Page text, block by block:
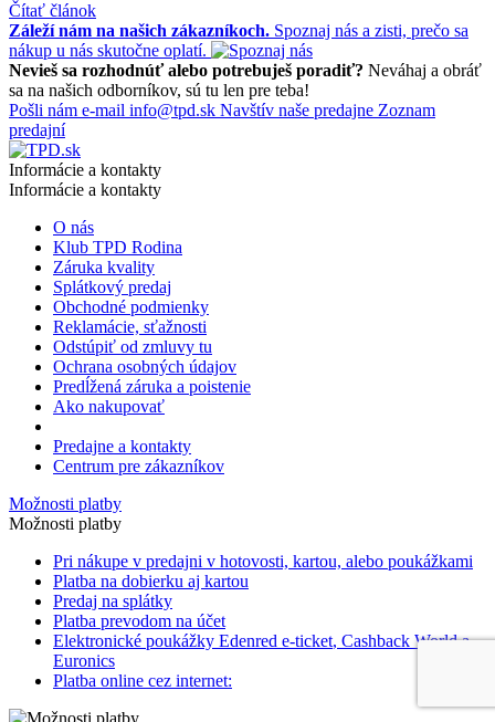
Čítať článok
Záleží nám na našich zákazníkoch. Spoznaj nás a zisti, prečo sa
nákup u nás skutočne oplatí.
Nevieš sa rozhodnúť alebo potrebuješ poradiť? Neváhaj a obráť
sa na našich odborníkov, sú tu len pre teba!
Pošli nám e-mail info@tpd.sk Navštív naše predajne Zoznam
predajní
Informácie a kontakty
Informácie a kontakty
O nás
Klub TPD Rodina
Záruka kvality
Splátkový predaj
Obchodné podmienky
Reklamácie, sťažnosti
Odstúpiť od zmluvy tu
Ochrana osobných údajov
Predĺžená záruka a poistenie
Ako nakupovať
Predajne a kontakty
Centrum pre zákazníkov
Možnosti platby
Možnosti platby
Pri nákupe v predajni v hotovosti, kartou, alebo poukážkami
Platba na dobierku aj kartou
Predaj na splátky
Platba prevodom na účet
Elektronické poukážky Edenred e-ticket, Cashback World a
Euronics
Platba online cez internet: